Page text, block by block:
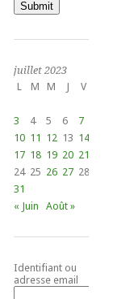
juillet 2023
L
M M J V
3
4 5 6 7
10 11 12 13 14
17 18 19 20 21
24 25 26 27 28
31
« Juin
Août »
Identifiant ou
adresse email